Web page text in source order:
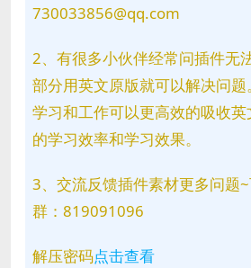
730033856@qq.com
2、有很多小伙伴经常问插件无
部分用英文原版就可以解决问
学习和工作可以更高效的吸收
的学习效率和学习效果。
3、交流反馈插件素材更多问题
群：819091096
解压密码点击查看